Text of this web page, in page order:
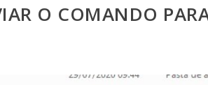
O COMANDO